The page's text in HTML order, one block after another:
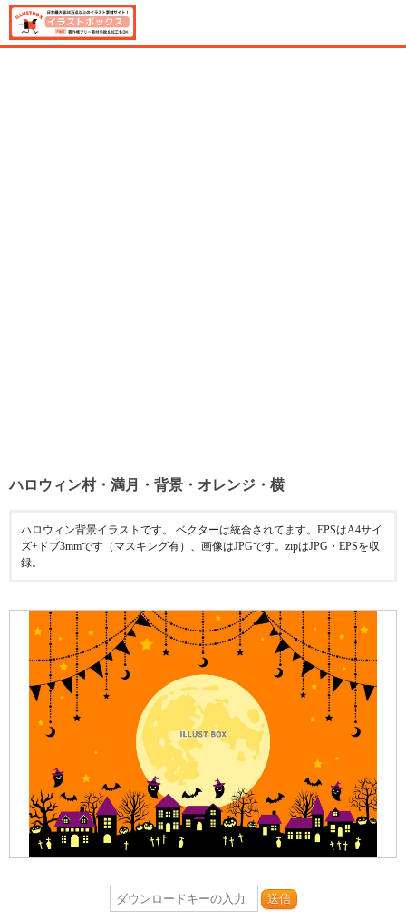
ハロウィン村・満月・背景・オレンジ・横
ハロウィン背景イラストです。 ベクターは統合されてます。EPSはA4サイ
ズ+ドブ3mmです（マスキング有）、画像はJPGです。zipはJPG・EPSを収
録。
送信